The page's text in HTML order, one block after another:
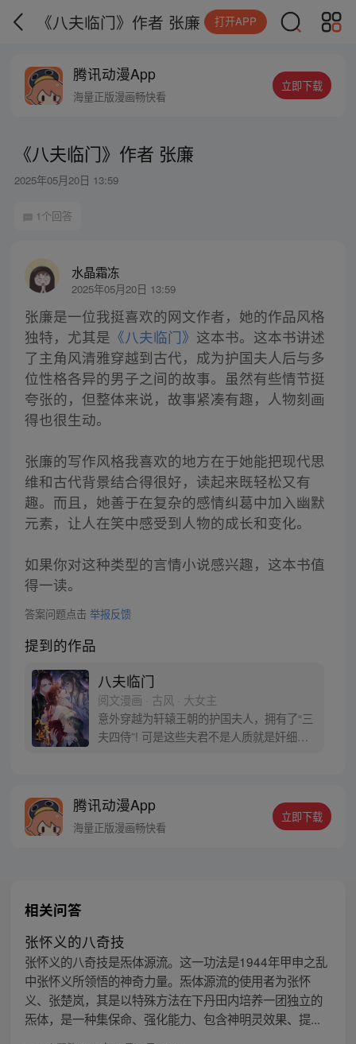
《八夫临门》作者 张廉 打开APP
腾讯动漫App
海量正版漫画畅快看
立即下载
《八夫临门》作者 张廉
2025年05月20日 13:59
1个回答
水晶霜冻
2025年05月20日 13:59
张廉是一位我挺喜欢的网文作者，她的作品风格
独特，尤其是 《八夫临门》 这本书。这本书讲述
了主角风清雅穿越到古代，成为护国夫人后与多
位性格各异的男子之间的故事。虽然有些情节挺
夸张的，但整体来说，故事紧凑有趣，人物刻画
得也很生动。
张廉的写作风格我喜欢的地方在于她能把现代思
维和古代背景结合得很好，读起来既轻松又有
趣。而且，她善于在复杂的感情纠葛中加入幽默
元素，让人在笑中感受到人物的成长和变化。
如果你对这种类型的言情小说感兴趣，这本书值
得一读。
答案问题点击 举报反馈
提到的作品
八夫临门
阅文漫画 · 古风 · 大女主
意外穿越为轩辕王朝的护国夫人，拥有了“三
夫四侍”! 可是这些夫君不是人质就是奸细，
紧， 要那么多男人来干啥？
腾讯动漫App
海量正版漫画畅快看
立即下载
相关问答
张怀义的八奇技
张怀义的八奇技是炁体源流。这一功法是1944年甲申之乱
中张怀义所领悟的神奇力量。炁体源流的使用者为张怀
义、张楚岚，其是以特殊方法在下丹田内培养一团独立的
炁体，是一种集保命、强化能力、包含神明灵效果、提...